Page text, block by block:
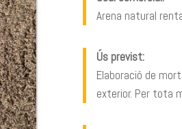
Arena natural
Ús previst:
Elaboració de
exterior. Per tota